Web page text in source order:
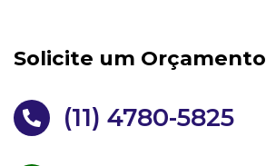
Solicite um Orçamento
(11) 4780-5825